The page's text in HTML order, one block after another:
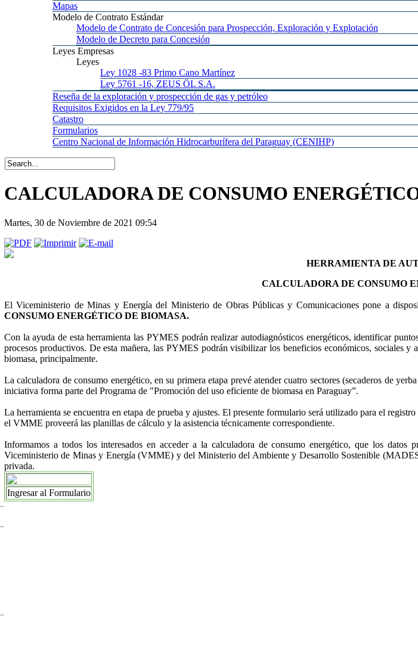
Mapas
Modelo de Contrato Estándar
Modelo de Contrato de Concesión para Prospección, Exploración y Explotación
Modelo de Decreto para Concesión
Leyes Empresas
Leyes
Ley 1028 -83 Primo Cano Martínez
Ley 5761 -16, ZEUS ÖL S.A.
Reseña de la exploración y prospección de gas y petróleo
Requisitos Exigidos en la Ley 779/95
Catastro
Formularios
Centro Nacional de Información Hidrocarburífera del Paraguay (CENIHP)
CALCULADORA DE CONSUMO
Martes, 30 de Noviembre de 2021 09:54
HERRAMIENTA DE
CALCULADORA DE CONSUMO
El Viceministerio de Minas y Energía del Ministerio de Obras Públicas y Comunicaciones pone a
CONSUMO ENERGÉTICO DE BIOMASA.
Con la ayuda de esta herramienta las PYMES podrán realizar autodiagnósticos energéticos, identificar
procesos productivos. De esta mañera, las PYMES podrán visibilizar los beneficios económicos, sociales
biomasa, principalmente.
La calculadora de consumo energético, en su primera etapa prevé atender cuatro sectores (secaderos de
iniciativa forma parte del Programa de "Promoción del uso eficiente de biomasa en Paraguay”.
La herramienta se encuentra en etapa de prueba y ajustes. El presente formulario será utilizado para el
el VMME proveerá las planillas de cálculo y la asistencia técnicamente correspondiente.
Informamos a todos los interesados en acceder a la calculadora de consumo energético, que los
Viceministerio de Minas y Energía (VMME) y del Ministerio del Ambiente y Desarrollo Sostenible
privada.
Ingresar al Formulario